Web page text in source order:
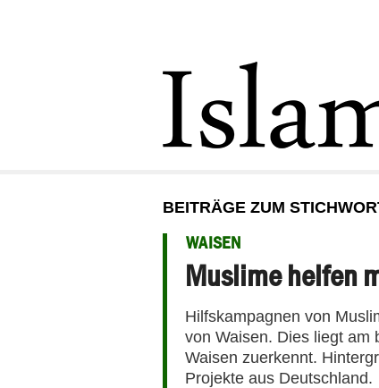
BEITRÄGE ZUM
WAISEN
Muslime helfen
Hilfskampagnen von
von Waisen. Dies liegt am
Waisen zuerkennt.
Projekte aus Deutschland.